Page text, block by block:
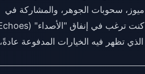
سحوبات الجوهر، والمشاركة في
تظهر فيه الخيارات المدفوعة عادةً،